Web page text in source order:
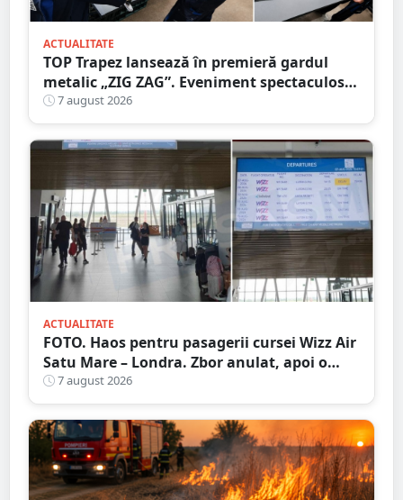
ACTUALITATE
TOP Trapez lansează în premieră gardul
metalic „ZIG ZAG”. Eveniment spectaculos
în Grădina Romei
7 august 2026
ACTUALITATE
FOTO. Haos pentru pasagerii cursei Wizz Air
Satu Mare – Londra. Zbor anulat, apoi o
nouă întârziere. Fără explicații clare
7 august 2026